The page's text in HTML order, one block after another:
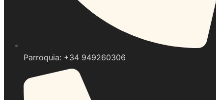
Parroquia: +34 949260306